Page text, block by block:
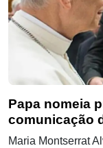
Papa nomeia
comunicação
Maria Montserrat